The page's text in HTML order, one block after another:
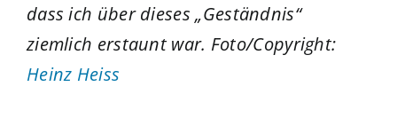
dass ich über dieses„Geständnis“
ziemlich erstaunt war. Foto/Copyright:
Heinz Heiss